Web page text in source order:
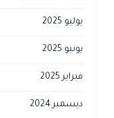
يوليو 2025
يونيو 2025
فبراير 2025
ديسمبر 2024